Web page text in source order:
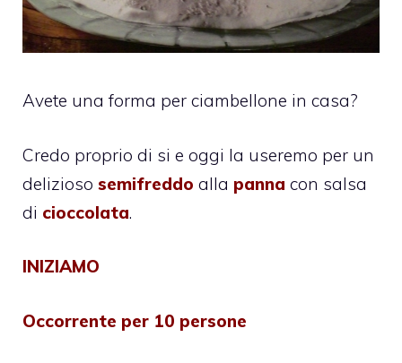
Avete una forma per ciambellone in casa?
Credo proprio di si e oggi la useremo per un
delizioso semifreddo alla panna con salsa
di cioccolata.
INIZIAMO
Occorrente per 10 persone